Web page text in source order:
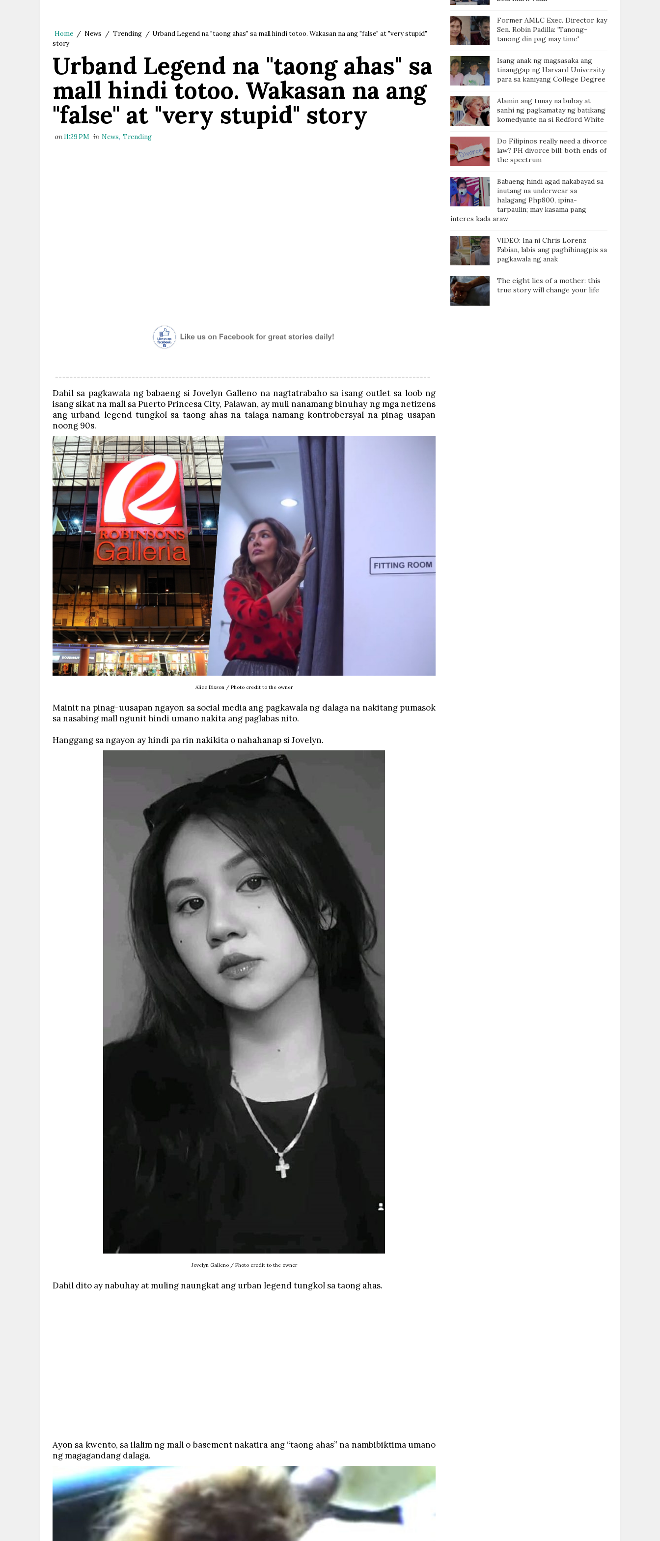
Home / News / Trending / Urband Legend na "taong ahas" sa mall hindi totoo. Wakasan na ang "false" at "very stupid"
story
Urband Legend na "taong ahas" sa
mall hindi totoo. Wakasan na ang
"false" at "very stupid" story
on11:29 PM in News, Trending
Dahil sa pagkawala ng babaeng si Jovelyn Galleno na nagtatrabaho sa isang outlet sa loob ng
isang sikat na mall sa Puerto Princesa City, Palawan, ay muli nanamang binuhay ng mga netizens
ang urband legend tungkol sa taong ahas na talaga namang kontrobersyal na pinag-usapan
noong 90s.
Alice Dixson / Photo credit to the owner
Mainit na pinag-uusapan ngayon sa social media ang pagkawala ng dalaga na nakitang pumasok
sa nasabing mall ngunit hindi umano nakita ang paglabas nito.
Hanggang sa ngayon ay hindi pa rin nakikita o nahahanap si Jovelyn.
Jovelyn Galleno / Photo credit to the owner
Dahil dito ay nabuhay at muling naungkat ang urban legend tungkol sa taong ahas.
Ayon sa kwento, sa ilalim ng mall o basement nakatira ang “taong ahas” na nambibiktima umano
ng magagandang dalaga.
Former AMLC Exec. Director kay
Sen. Robin Padilla: 'Tanong-
tanong din pag may time'
Isang anak ng magsasaka ang
tinanggap ng Harvard University
para sa kaniyang College Degree
Alamin ang tunay na buhay at
sanhi ng pagkamatay ng batikang
komedyante na si Redford White
Do Filipinos really need a divorce
law? PH divorce bill: both ends of
the spectrum
Babaeng hindi agad nakabayad sa
inutang na underwear sa
halagang Php800, ipina-
tarpaulin; may kasama pang
interes kada araw
VIDEO: Ina ni Chris Lorenz
Fabian, labis ang paghihinagpis sa
pagkawala ng anak
The eight lies of a mother: this
true story will change your life